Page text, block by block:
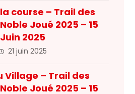
course – Trail des
Joué 2025 – 15
Juin 2025
21 juin 2025
Village – Trail des
Joué 2025 – 15